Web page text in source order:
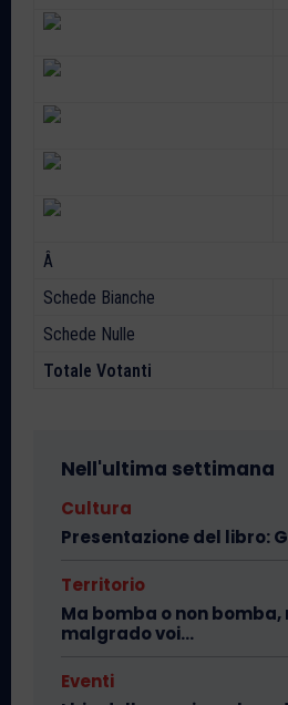
Â
Schede Bianche
Schede Nulle
Totale Votanti
Nell'ultima settimana
Cultura
Presentazione del libro:
Territorio
Ma bomba o non bomba,
malgrado voi…
Eventi